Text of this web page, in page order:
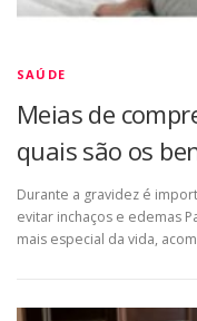
SAÚDE
Meias de
quais são os
Durante a gravidez é
evitar inchaços e edemas
mais especial da vida,